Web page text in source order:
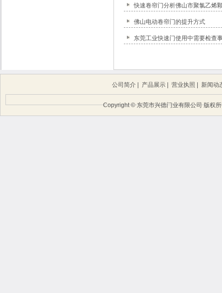
快速卷帘门分析佛山市聚氯乙烯
佛山电动卷帘门的提升方式
东莞工业快速门使用中需要检查
公司简介 产品展示 营业执照 新闻动
Copyright © 东莞市兴德门业有限公司 版权